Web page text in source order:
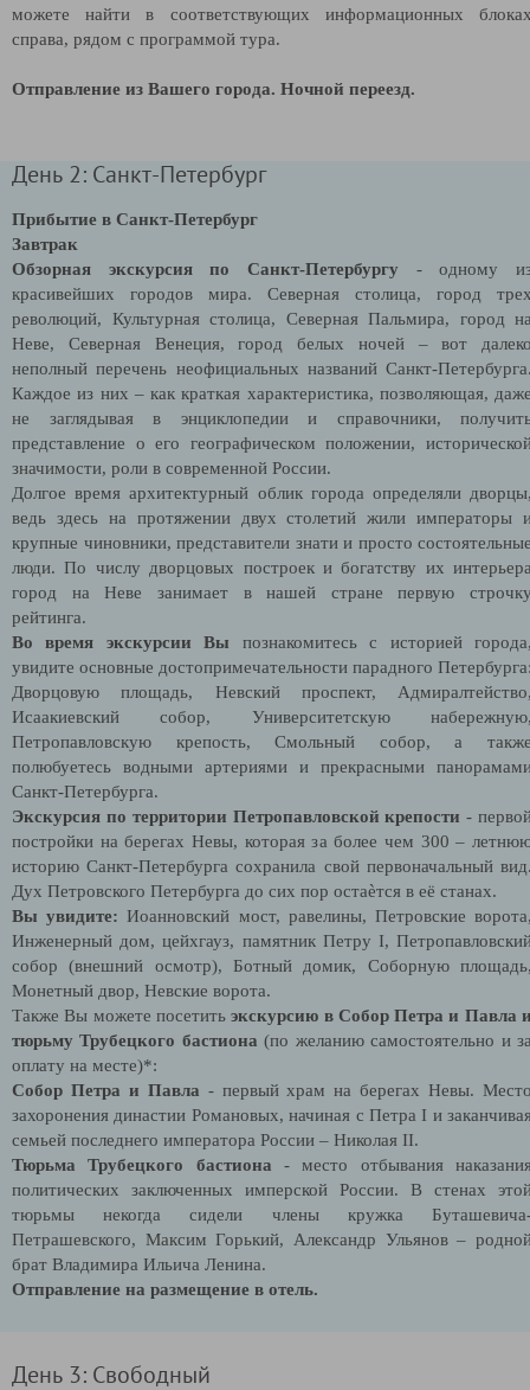
можете найти в соответствующих информационных
справа, рядом с программой тура.
Отправление из Вашего города. Ночной переезд.
День 2: Санкт-Петербург
Прибытие в Санкт-Петербург
Завтрак
Обзорная
экскурсия по Санкт-Петербургу - одному
красивейших городов мира. Северная столица, город
революций, Культурная столица, Северная Пальмира, город
Неве, Северная Венеция, город белых ночей – вот
неполный перечень неофициальных названий Санкт-
Каждое из них – как краткая характеристика, позволяющая,
не заглядывая в энциклопедии и справочники,
представление о его географическом положении,
значимости, роли в современной России.
Долгое время архитектурный облик города определяли
ведь здесь на протяжении двух столетий жили императоры
крупные чиновники, представители знати и просто
люди. По числу дворцовых построек и богатству их
город на Неве занимает в нашей стране первую
рейтинга.
Во время экскурсии Вы познакомитесь с историей
увидите основные достопримечательности парадного
Дворцовую площадь, Невский проспект,
Исаакиевский собор, Университетскую
Петропавловскую крепость, Смольный собор, а
полюбуетесь водными артериями и прекрасными
Санкт-Петербурга.
Экскурсия по территории Петропавловской крепости -
постройки на берегах Невы, которая за более чем 300 –
историю Санкт-Петербурга сохранила свой первоначальный
Дух Петровского Петербурга до сих пор остаѐтся в её станах.
Вы увидите: Иоанновский мост, равелины, Петровские
Инженерный дом, цейхгауз, памятник Петру I,
собор (внешний осмотр), Ботный домик, Соборную
Монетный двор, Невские ворота.
Также Вы можете посетитьэкскурсию в Собор Петра и Павла
тюрьму Трубецкого бастиона (по желанию самостоятельно и
оплату на месте)*:
Собор Петра и Павла - первый храм на берегах Невы.
захоронения династии Романовых, начиная с Петра I и
семьей последнего императора России – Николая II.
Тюрьма Трубецкого бастиона - место отбывания
политических заключенных имперской России. В стенах
тюрьмы некогда сидели члены кружка
Петрашевского, Максим Горький, Александр Ульянов –
брат Владимира Ильича Ленина.
Отправление на размещение в отель.
День 3: Свободный